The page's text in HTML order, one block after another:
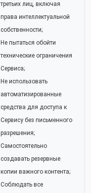
третьих лиц, включая
права интеллектуальной
собственности;
Не пытаться обойти
технические ограничения
Сервиса;
Не использовать
автоматизированные
средства для доступа к
Сервису без письменного
разрешения;
Самостоятельно
создавать резервные
копии важного контента;
Соблюдать все